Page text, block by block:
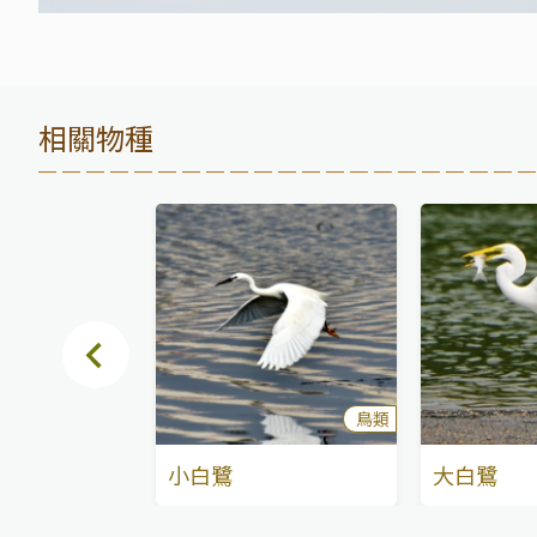
相關物種
鳥類
小白鷺 大白鷺